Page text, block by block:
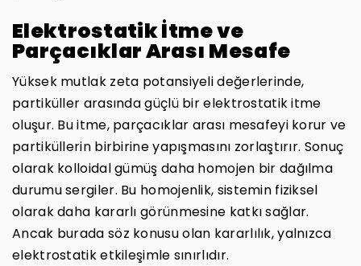
Elektrostatik İtme ve
Parçacıklar Arası Mesafe
Yüksek mutlak zeta potansiyeli değerlerinde,
partiküller arasında güçlü bir elektrostatik itme
oluşur. Bu itme, parçacıklar arası mesafeyi korur ve
partiküllerin birbirine yapışmasını zorlaştırır. Sonuç
olarak kolloidal gümüş daha homojen bir dağılma
durumu sergiler. Bu homojenlik, sistemin fiziksel
olarak daha kararlı görünmesine katkı sağlar.
Ancak burada söz konusu olan kararlılık, yalnızca
elektrostatik etkileşimle sınırlıdır.